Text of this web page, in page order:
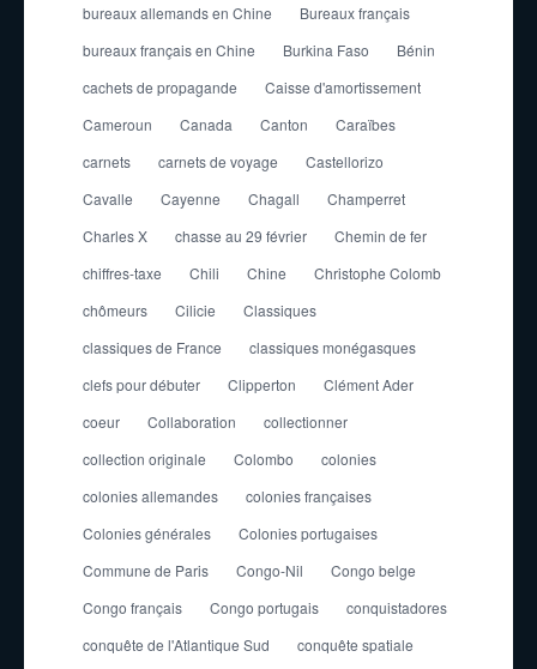
bureaux allemands en Chine
Bureaux français
bureaux français en Chine
Burkina Faso
Bénin
cachets de propagande
Caisse d'amortissement
Cameroun
Canada Canton
Caraïbes
carnets
carnets de voyage
Castellorizo
Cavalle
Cayenne Chagall
Champerret
Charles X
chasse au 29 février
Chemin de fer
chiffres-taxe
Chili Chine
Christophe Colomb
chômeurs
Cilicie
Classiques
classiques de France
classiques monégasques
clefs pour débuter
Clipperton
Clément Ader
coeur
Collaboration
collectionner
collection originale
Colombo
colonies
colonies allemandes
colonies françaises
Colonies générales
Colonies portugaises
Commune de Paris
Congo-Nil
Congo belge
Congo français
Congo portugais
conquistadores
conquête de l'Atlantique Sud
conquête spatiale